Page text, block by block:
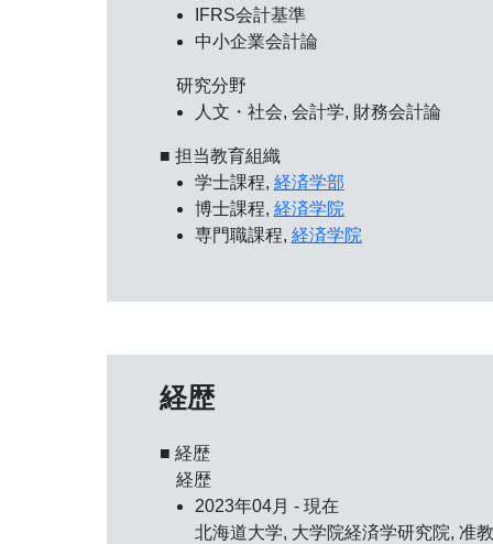
IFRS会計基準
中小企業会計論
研究分野
人文・社会, 会計学, 財務会計論
■ 担当教育組織
学士課程, 経済学部
博士課程, 経済学院
専門職課程, 経済学院
経歴
■ 経歴
経歴
2023年04月 - 現在
北海道大学, 大学院経済学研究院, 准